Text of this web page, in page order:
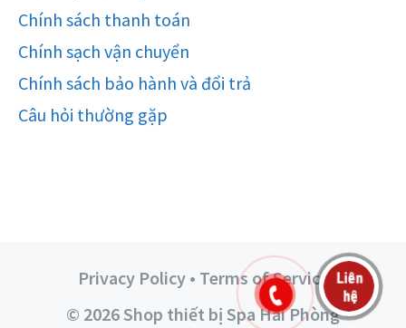
Chính sách thanh toán
Chính sạch vận chuyển
Chính sách bảo hành và đổi trả
Câu hỏi thường gặp
Privacy Policy • Terms of Service
© 2026 Shop thiết bị Spa Hải Phòng